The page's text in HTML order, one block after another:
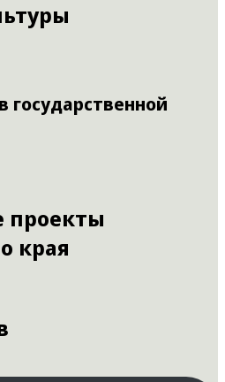
государственной
проекты
края